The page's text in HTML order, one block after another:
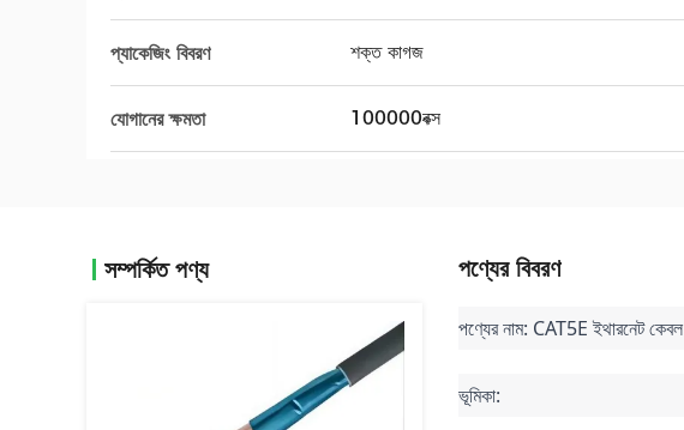
প্যাকেজিং বিবরণ শক্ত কাগজ
যোগানের ক্ষমতা 100000বক্স
সম্পর্কিত পণ্য পণ্যের বিবরণ
পণ্যের নাম: CAT5E ইথারনেট কেবল
ভূমিকা: